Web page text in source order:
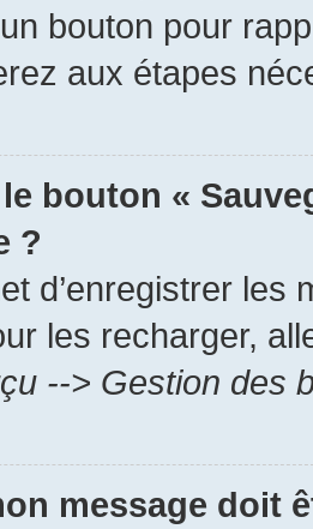
bouton pour
aux étapes
bouton «
?
d’enregistrer
les recharger,
--> Gestion des
message doit